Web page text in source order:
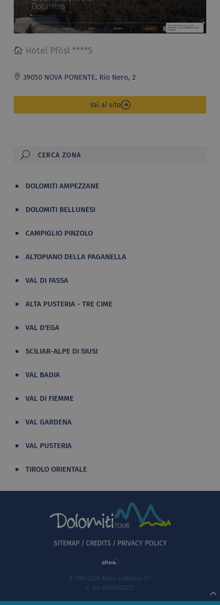
Hotel Pfösl ****S
39050 NOVA PONENTE, Rio Nero, 2
Vai al sito
DOLOMITI AMPEZZANE
DOLOMITI BELLUNESI
CAMPIGLIO PINZOLO
ALTOPIANO DELLA PAGANELLA
VAL DI FASSA
ALTA PUSTERIA - TRE CIME
VAL D'EGA
SCILIAR-ALPE DI SIUSI
VAL BADIA
VAL DI FIEMME
VAL GARDENA
VAL PUSTERIA
TIROLO ORIENTALE
SITEMAP CREDITS PRIVACY POLICY
© 1997-2026 Altea Software Srl
P. Iva 01587030212